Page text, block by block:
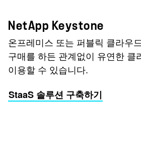
NetApp Keystone
온프레미스 또는 퍼블릭 클라우
구매를 하든 관계없이 유연한 클
이용할 수 있습니다.
StaaS 솔루션 구축하기